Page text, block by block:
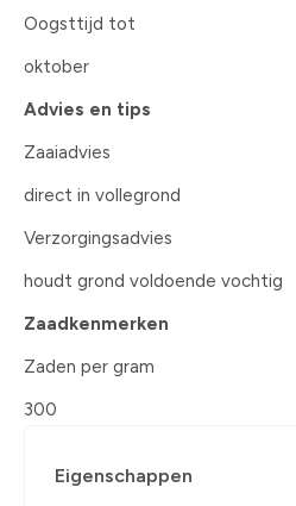
Oogsttijd tot
oktober
Advies en tips
Zaaiadvies
direct in vollegrond
Verzorgingsadvies
houdt grond voldoende vochtig
Zaadkenmerken
Zaden per gram
300
Eigenschappen